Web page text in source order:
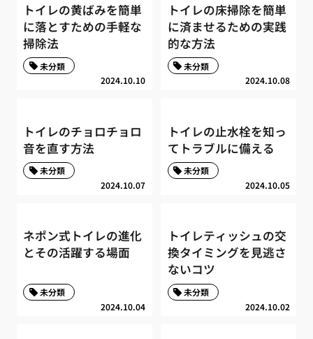
トイレの黄ばみを簡単
に落とすための手軽な
掃除法
2024.10.10
未分類
トイレの床掃除を簡単
に済ませるための実践
的な方法
2024.10.08
未分類
トイレのチョロチョロ
音を直す方法
2024.10.07
未分類
トイレの止水栓を知っ
てトラブルに備える
2024.10.05
未分類
ネポン式トイレの進化
とその活躍する場面
2024.10.04
未分類
トイレティッシュの交
換タイミングを見逃さ
ないコツ
2024.10.02
未分類